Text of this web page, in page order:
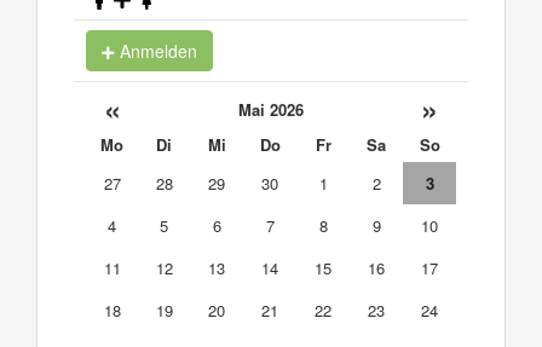
Anmelden
« Mai 2026 »
Mo Di Mi Do Fr Sa
So
27
28 29 30 1 2
3
4
5 6 7 8 9
10
11
12 13 14 15 16
17
18
19 20 21 22 23
24